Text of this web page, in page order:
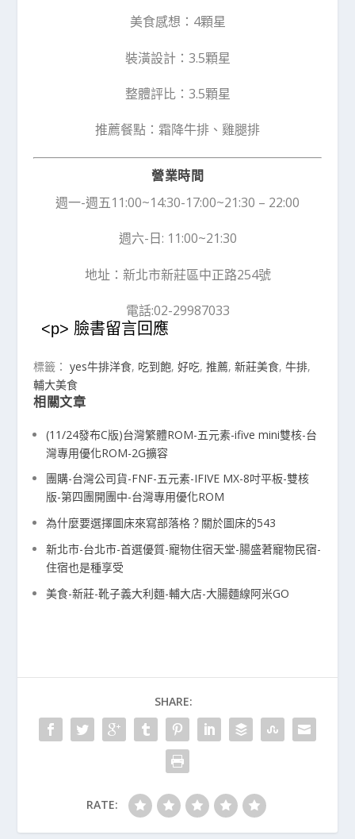
美食感想：4顆星
裝潢設計：3.5顆星
整體評比：3.5顆星
推薦餐點：霜降牛排、雞腿排
營業時間
週一-週五11:00~14:30-17:00~21:30 – 22:00
週六-日: 11:00~21:30
地址：新北市新莊區中正路254號
電話:02-29987033
<p> 臉書留言回應
標籤：yes牛排洋食, 吃到飽,好吃,推薦,新莊美食,牛排,
輔大美食
相關文章
(11/24發布C版)台灣繁體ROM-五元素-ifive mini雙核-台
灣專用優化ROM-2G擴容
團購-台灣公司貨-FNF-五元素-IFIVE MX-8吋平板-雙核
版-第四團開團中-台灣專用優化ROM
為什麼要選擇圖床來寫部落格？關於圖床的543
新北市-台北市-首選優質-寵物住宿天堂-腸盛莙寵物民宿-
住宿也是種享受
美食-新莊-靴子義大利麵-輔大店-大腸麵線阿米GO
SHARE:
RATE: